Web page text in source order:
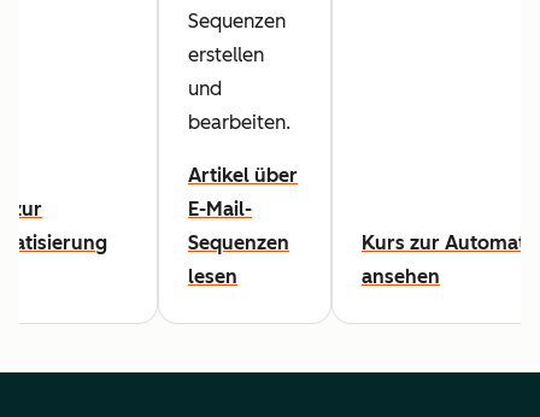
zur
Sequenzen
erstellen
und
bearbeiten.
Artikel über
E-Mail-
Sequenzen
lesen
Kurs zur
ansehen